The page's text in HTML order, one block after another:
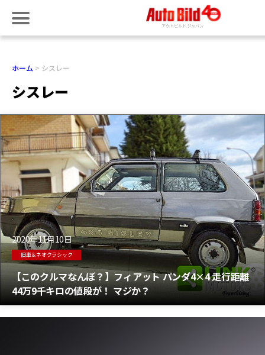
ホーム シスレー
シスレー
2020年11月10日
旧車＆ネオクラシック
【このクルマなんぼ？】フィアット パンダ4×4 走行距離
44万9千キロの値段が！ マジか？